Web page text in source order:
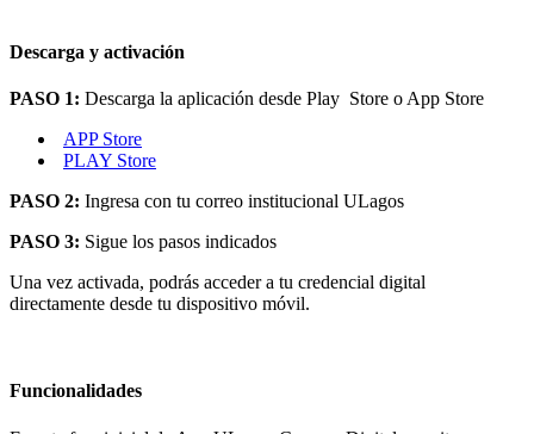
Descarga y activación
PASO 1: Descarga la aplicación desde Play Store o App Store
APP Store
PLAY Store
PASO 2: Ingresa con tu correo institucional ULagos
PASO 3: Sigue los pasos indicados
Una vez activada, podrás acceder a tu credencial digital
directamente desde tu dispositivo móvil.
Funcionalidades